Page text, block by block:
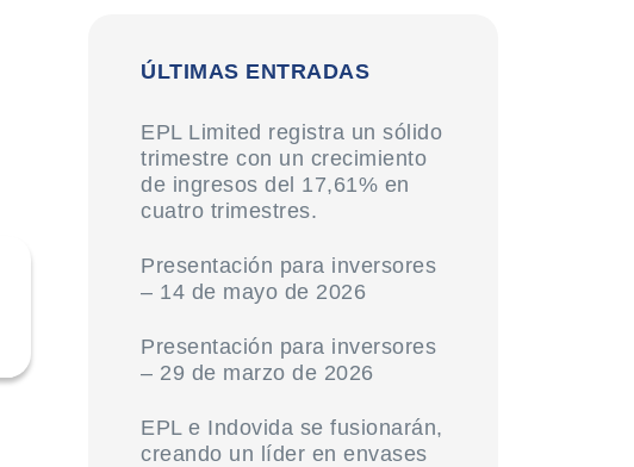
ÚLTIMAS ENTRADAS
EPL Limited registra un sólido
trimestre con un crecimiento
de ingresos del 17,61% en
cuatro trimestres.
Presentación para inversores
– 14 de mayo de 2026
Presentación para inversores
– 29 de marzo de 2026
EPL e Indovida se fusionarán,
creando un líder en envases